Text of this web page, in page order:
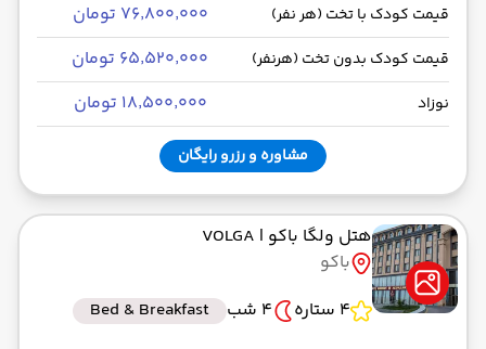
قیمت کودک با تخت (هر نفر) ۷۶٬۸۰۰٬۰۰۰ تومان
قیمت کودک بدون تخت (هرنفر) ۶۵٬۵۲۰٬۰۰۰ تومان
نوزاد ۱۸٬۵۰۰٬۰۰۰ تومان
مشاوره و رزرو رایگان
هتل ولگا باکو | VOLGA
باکو
4 ستاره
4 شب Bed & Breakfast